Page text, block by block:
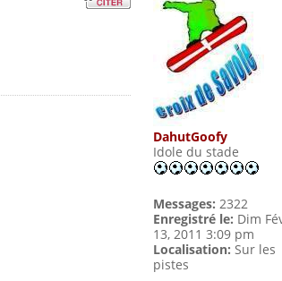
DahutGoofy
Idole du stade
Messages: 2322
Enregistré le: Dim
13, 2011 3:09 pm
Localisation: Sur les
pistes